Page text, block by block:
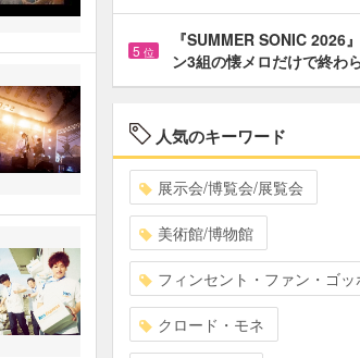
5 位
『SUMMER SONIC 2026
ン3組の懐メロだけで終わ
人気のキーワード
展示会/博覧会/展覧会
美術館/博物館
フィンセント・ファン・ゴッ
クロード・モネ